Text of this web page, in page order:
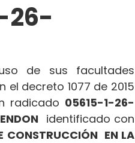
26-
de sus facultades
decreto 1077 de 2015
radicado 05615-1-26-
identificado con
CONSTRUCCIÓN  EN LA